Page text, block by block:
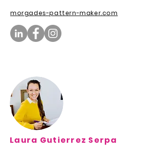
morgades-pattern-maker.com
Laura Gutierrez Serpa